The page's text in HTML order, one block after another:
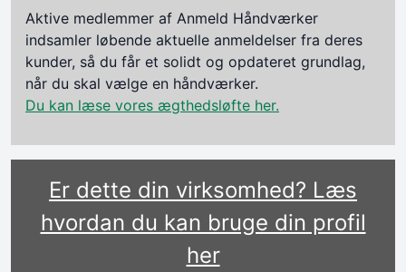
Aktive medlemmer af Anmeld Håndværker
indsamler løbende aktuelle anmeldelser fra deres
kunder, så du får et solidt og opdateret grundlag,
når du skal vælge en håndværker.
Du kan læse vores ægthedsløfte her.
Er dette din virksomhed? Læs
hvordan du kan bruge din profil
her